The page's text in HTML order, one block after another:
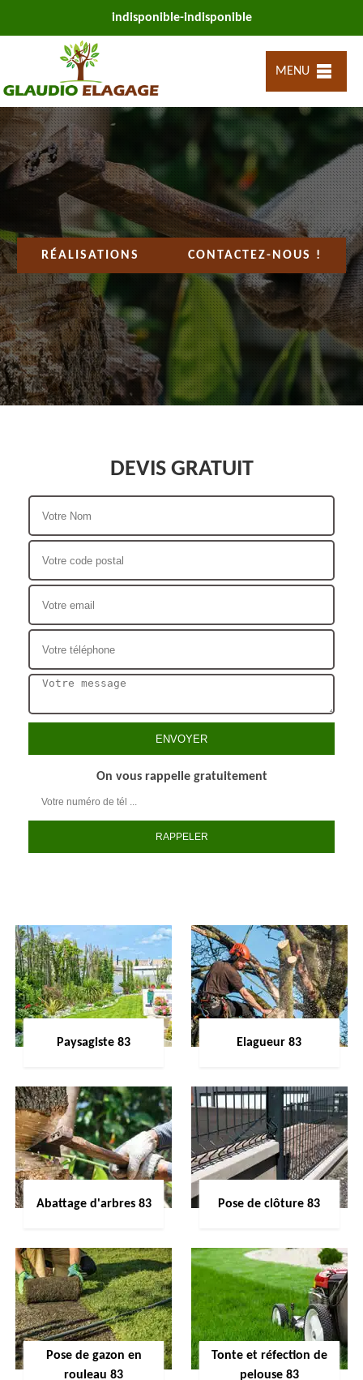
indisponible-indisponible
MENU
RÉALISATIONS CONTACTEZ-NOUS !
DEVIS GRATUIT
On vous rappelle gratuitement
Paysagiste 83 Elagueur 83
Abattage d'arbres 83 Pose de clôture 83
Pose de gazon en
rouleau 83
Tonte et réfection de
pelouse 83